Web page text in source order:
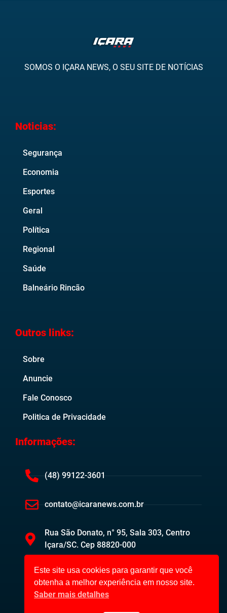
SOMOS O IÇARA NEWS, O SEU SITE DE NOTÍCIAS
Noticias:
Segurança
Economia
Esportes
Geral
Política
Regional
Saúde
Balneário Rincão
Outros links:
Sobre
Anuncie
Fale Conosco
Politica de Privacidade
Informações:
(48) 99122-3601
contato@icaranews.com.br
Rua São Donato, n° 95, Sala 303, Centro
Içara/SC. Cep 88820-000
Este site usa cookies para garantir que você
obtenha a melhor experiência em nosso site.
Saber mais detalhes